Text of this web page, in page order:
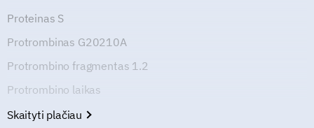
Proteinas S
Protrombinas G20210A
Protrombino fragmentas 1.2
Protrombino laikas
Skaityti plačiau